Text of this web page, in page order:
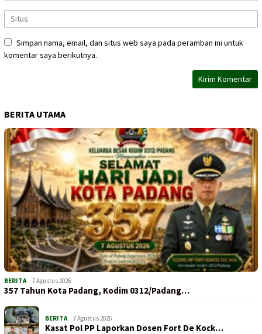
Simpan nama, email, dan situs web saya pada peramban ini untuk
komentar saya berikutnya.
BERITA UTAMA
BERITA 7 Agustus 2026
357 Tahun Kota Padang, Kodim 0312/Padang…
BERITA 7 Agustus 2026
Kasat Pol PP Laporkan Dosen Fort De Kock…